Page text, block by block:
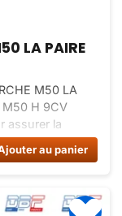
LA PAIRE
M50 LA
M50 H 9CV
assurer la
véhicule.
France.
au panier